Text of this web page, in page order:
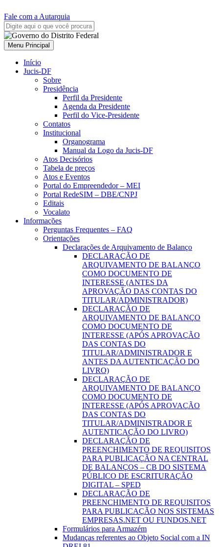
Fale com a Autarquia
Menu Principal
Início
Jucis-DF
Sobre
Presidência
Perfil da Presidente
Agenda da Presidente
Perfil do Vice-Presidente
Contatos
Institucional
Organograma
Manual da Logo da Jucis-DF
Atos Decisórios
Tabela de preços
Atos e Eventos
Portal do Empreendedor – MEI
Portal RedeSIM – DBE/CNPJ
Editais
Vocalato
Informações
Perguntas Frequentes – FAQ
Orientações
Declarações de Arquivamento de Balanço
DECLARAÇÃO DE
ARQUIVAMENTO DE BALANÇO
COMO DOCUMENTO DE
INTERESSE (ANTES DA
APROVAÇÃO DAS CONTAS DO
TITULAR/ADMINISTRADOR)
DECLARAÇÃO DE
ARQUIVAMENTO DE BALANÇO
COMO DOCUMENTO DE
INTERESSE (APÓS APROVAÇÃO
DAS CONTAS DO
TITULAR/ADMINISTRADOR E
ANTES DA AUTENTICAÇÃO DO
LIVRO)
DECLARAÇÃO DE
ARQUIVAMENTO DE BALANÇO
COMO DOCUMENTO DE
INTERESSE (APÓS APROVAÇÃO
DAS CONTAS DO
TITULAR/ADMINISTRADOR E
AUTENTICAÇÃO DO LIVRO)
DECLARAÇÃO DE
PREENCHIMENTO DE REQUISITOS
PARA PUBLICAÇÃO NA CENTRAL
DE BALANÇOS – CB DO SISTEMA
PÚBLICO DE ESCRITURAÇÃO
DIGITAL – SPED
DECLARAÇÃO DE
PREENCHIMENTO DE REQUISITOS
PARA PUBLICAÇÃO NOS SISTEMAS
EMPRESAS.NET OU FUNDOS.NET
Formulários para Armazém
Mudanças referentes ao Objeto Social com a IN